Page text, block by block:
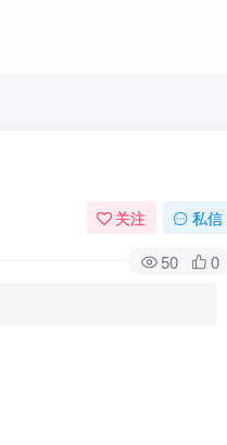
关注 私信
50
0